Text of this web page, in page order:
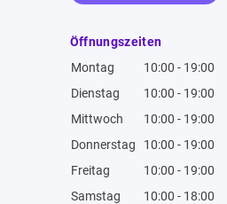
Öffnungszeiten
Montag
10:00 - 19:00
Dienstag
10:00 - 19:00
Mittwoch
10:00 - 19:00
Donnerstag
10:00 - 19:00
Freitag
10:00 - 19:00
Samstag
10:00 - 18:00